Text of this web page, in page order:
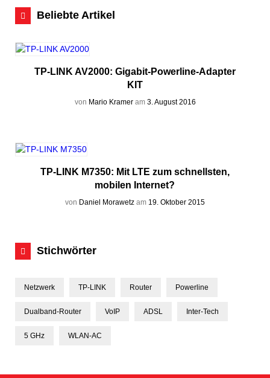
Beliebte Artikel
TP-LINK AV2000: Gigabit-Powerline-Adapter
KIT
von Mario Krameram 3. August 2016
TP-LINK M7350: Mit LTE zum schnellsten,
mobilen Internet?
von Daniel Morawetz am 19. Oktober 2015
Stichwörter
Netzwerk TP-LINK Router Powerline
Dualband-Router VoIP ADSL Inter-Tech
5 GHz WLAN-AC